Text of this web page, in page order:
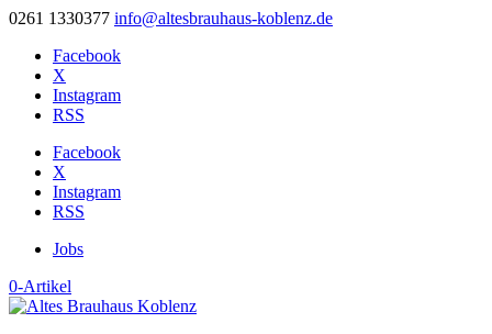
0261 1330377 info@altesbrauhaus-koblenz.de
Facebook
X
Instagram
RSS
Facebook
X
Instagram
RSS
Jobs
0-Artikel